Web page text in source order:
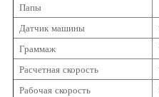
Папы
Датчик машины
Граммаж
Расчетная скорость
Рабочая скорость